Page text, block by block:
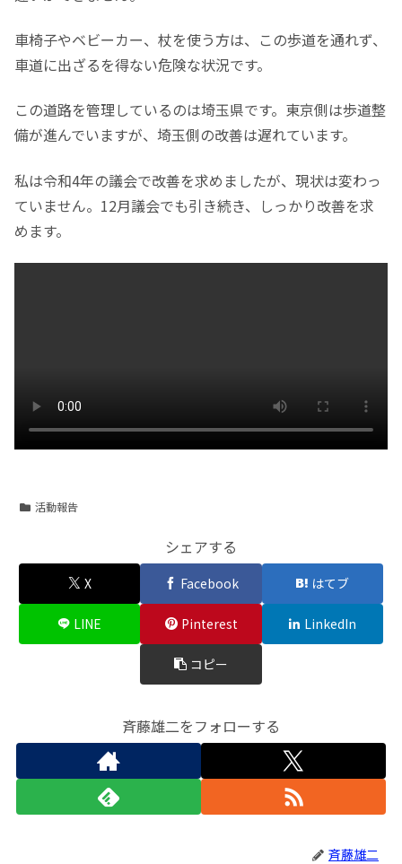
車椅子やベビーカー、杖を使う方は、この歩道を通れず、
車道に出ざるを得ない危険な状況です。
この道路を管理しているのは埼玉県です。東京側は歩道整
備が進んでいますが、埼玉側の改善は遅れています。
私は令和4年の議会で改善を求めましたが、現状は変わっ
ていません。12月議会でも引き続き、しっかり改善を求
めます。
活動報告
シェアする
X Facebook はてブ
LINE Pinterest LinkedIn
コピー
斉藤雄二をフォローする
斉藤雄二